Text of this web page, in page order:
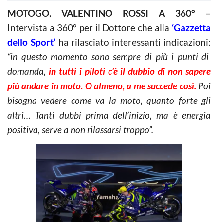
MOTOGO, VALENTINO ROSSI A 360° –
Intervista a 360° per il Dottore che alla ‘Gazzetta
dello Sport’ha rilasciato interessanti indicazioni:
“in questo momento sono sempre di più i punti di
domanda, in tutti i piloti c’è il dubbio di non sapere
più andare in moto. O almeno, a me succede così.Poi
bisogna vedere come va la moto, quanto forte gli
altri… Tanti dubbi prima dell’inizio, ma è energia
positiva, serve a non rilassarsi troppo”.